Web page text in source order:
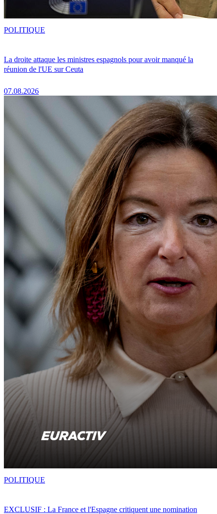
La droite attaque les ministres espagnols pour avoir manqué la
réunion de l'UE sur Ceuta
07.08.2026
POLITIQUE
EXCLUSIF : La France et l'Espagne critiquent une nomination
POLITIQUE